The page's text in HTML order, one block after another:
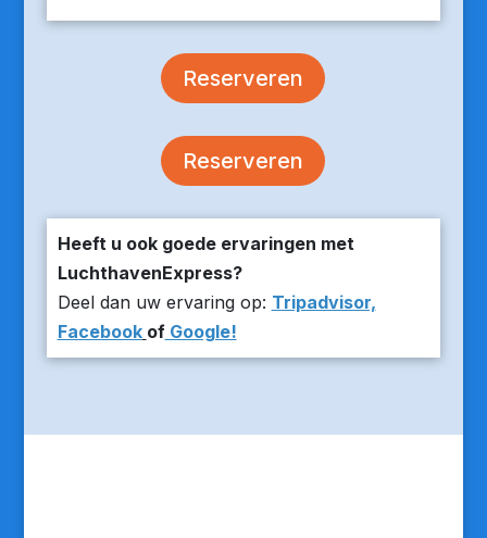
Reserveren
Reserveren
Heeft u ook goede ervaringen met
LuchthavenExpress?
Deel dan uw ervaring op: Tripadvisor,
Facebook ofGoogle!